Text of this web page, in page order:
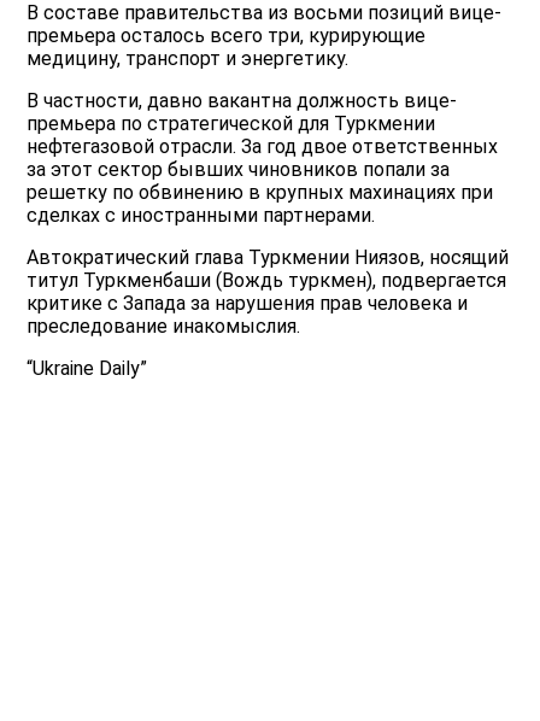
В составе правительства из восьми позиций вице-
премьера осталось всего три, курирующие
медицину, транспорт и энергетику.
В частности, давно вакантна должность вице-
премьера по стратегической для Туркмении
нефтегазовой отрасли. За год двое ответственных
за этот сектор бывших чиновников попали за
решетку по обвинению в крупных махинациях при
сделках с иностранными партнерами.
Автократический глава Туркмении Ниязов, носящий
титул Туркменбаши (Вождь туркмен), подвергается
критике с Запада за нарушения прав человека и
преследование инакомыслия.
“Ukraine Daily”